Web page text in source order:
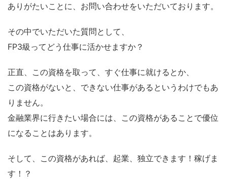
ありがたいことに、お問い合わせをいただいております。
その中でいただいた質問として、
FP3級ってどう仕事に活かせますか？
正直、この資格を取って、すぐ仕事に就けるとか、
この資格がないと、できない仕事があるというわけでもあ
りません。
金融業界に行きたい場合には、この資格があることで優位
になることはあります。
そして、この資格があれば、起業、独立できます！稼げま
す！？